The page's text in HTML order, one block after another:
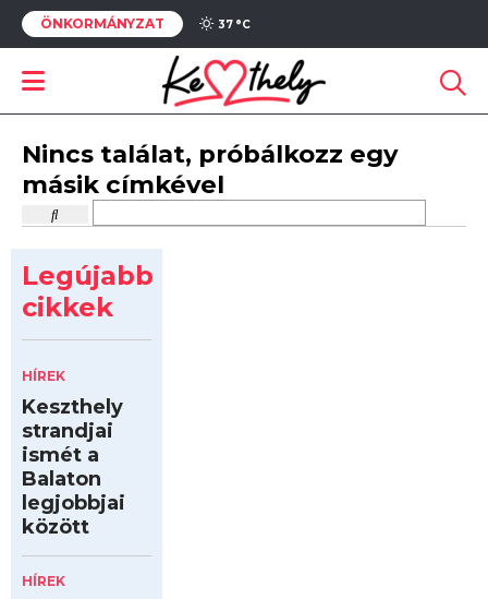
ÖNKORMÁNYZAT 37 °C
Nincs találat, próbálkozz egy
másik címkével
Legújabb
cikkek
HÍREK
Keszthely
strandjai
ismét a
Balaton
legjobbjai
között
HÍREK